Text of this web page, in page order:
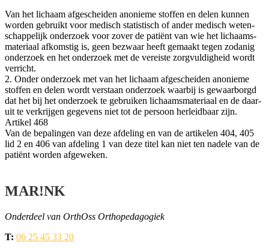
Van het lichaam afge­schei­den ano­nie­me stof­fen en delen kun­nen
wor­den gebruikt voor medisch sta­tis­tisch of ander medisch weten­
schap­pe­lijk onder­zoek voor zover de pati­ënt van wie het lichaams­
ma­te­ri­aal afkom­stig is, geen bezwaar heeft gemaakt tegen zoda­nig
onder­zoek en het onder­zoek met de ver­eis­te zorg­vul­dig­heid wordt
verricht.
2. Onder onder­zoek met van het lichaam afge­schei­den ano­nie­me
stof­fen en delen wordt ver­staan onder­zoek waar­bij is gewaar­borgd
dat het bij het onder­zoek te gebrui­ken lichaams­ma­te­ri­aal en de daar­
uit te ver­krij­gen gege­vens niet tot de per­soon her­leid­baar zijn.
Arti­kel 468
Van de bepa­lin­gen van deze afde­ling en van de arti­ke­len 404, 405
lid 2 en 406 van afde­ling 1 van deze titel kan niet ten nade­le van de
pati­ënt wor­den afgeweken.
MAR!NK
Onder­deel van OrthOss Orthopedagogiek
T: 06 25 45 33 20